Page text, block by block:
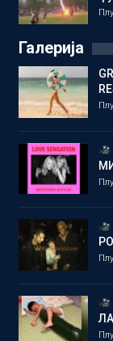
Галерија